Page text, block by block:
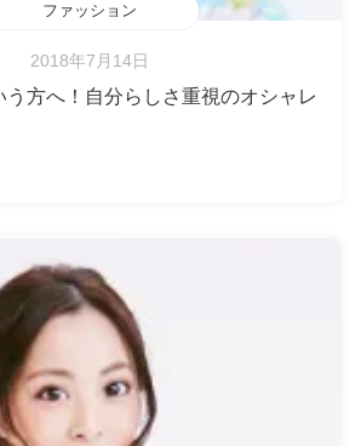
ファッション
2018年7月14日
う方へ！自分らしさ重視のオシャレ